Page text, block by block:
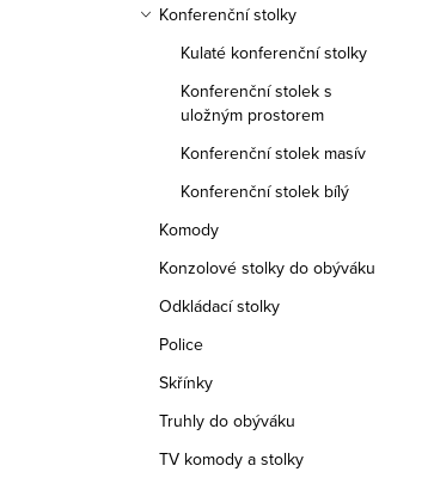
Konferenční stolky
Kulaté konferenční stolky
Konferenční stolek s
uložným prostorem
Konferenční stolek masív
Konferenční stolek bílý
Komody
Konzolové stolky do obýváku
Odkládací stolky
Police
Skřínky
Truhly do obýváku
TV komody a stolky